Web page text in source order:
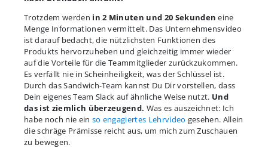
Trotzdem werden in 2 Minuten und 20 Sekunden eine
Menge Informationen vermittelt. Das Unternehmensvideo
ist darauf bedacht, die nützlichsten Funktionen des
Produkts hervorzuheben und gleichzeitig immer wieder
auf die Vorteile für die Teammitglieder zurückzukommen.
Es verfällt nie in Scheinheiligkeit, was der Schlüssel ist.
Durch das Sandwich-Team kannst Du Dir vorstellen, dass
Dein eigenes Team Slack auf ähnliche Weise nutzt. Und
das ist ziemlich überzeugend. Was es auszeichnet: Ich
habe noch nie ein so engagiertes Lehrvideo gesehen. Allein
die schräge Prämisse reicht aus, um mich zum Zuschauen
zu bewegen.